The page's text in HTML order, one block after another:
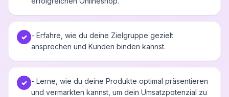
✓ - Erfahre, wie du deine Zielgruppe gezielt
ansprechen und Kunden binden kannst.
✓ - Lerne, wie du deine Produkte optimal präsentieren
und vermarkten kannst, um dein Umsatzpotenzial zu